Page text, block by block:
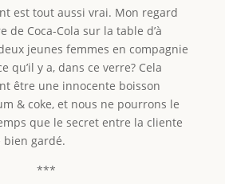
est tout aussi vrai. Mon regard
de Coca-Cola sur la table d’à
jeunes femmes en compagnie
qu’il y a, dans ce verre? Cela
être une innocente boisson
& coke, et nous ne pourrons le
que le secret entre la cliente
bien gardé.
***